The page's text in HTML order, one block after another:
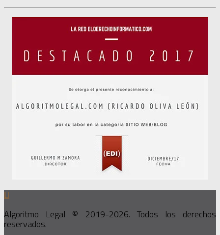
Algoritmo Legal © 2019-2026. Todos los derechos
reservados.